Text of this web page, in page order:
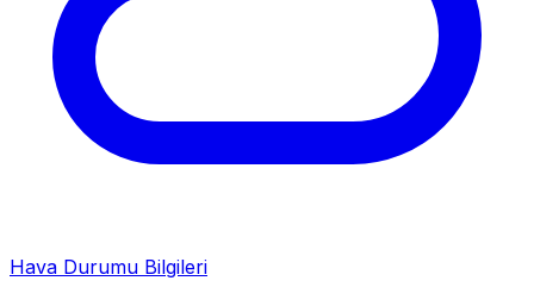
Hava Durumu Bilgileri